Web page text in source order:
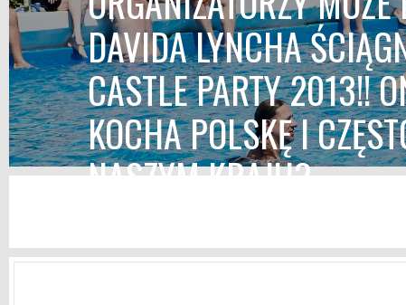
DAVIDA LYNCHA
CASTLE PARTY 2013!!
KOCHA POLSKĘ I
NASZYM KRAJU?